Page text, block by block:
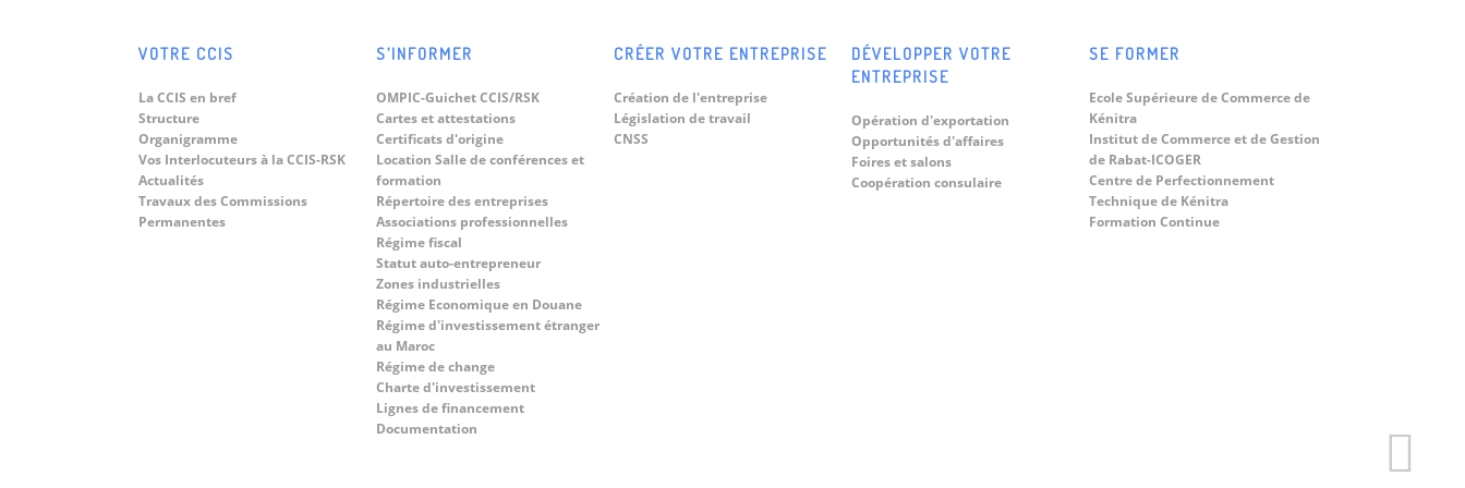
relations...
Digital Twins 2026 » sous le
thème : « Driving Sustainable
Territorial Development Across
Morocco And In Africa Through
Digital Transformation ».
Du 8 au 10...
VOTRE CCIS
La CCIS en bref
Structure
Organigramme
Vos Interlocuteurs à la CCIS-RSK
Actualités
Travaux des Commissions
Permanentes
S’INFORMER
OMPIC-Guichet CCIS/RSK
Cartes et attestations
Certificats d'origine
Location Salle de conférences et
formation
Répertoire des entreprises
Associations professionnelles
Régime fiscal
Statut auto-entrepreneur
Zones industrielles
Régime Economique en Douane
Régime d'investissement étranger
au Maroc
Régime de change
Charte d'investissement
Lignes de financement
Documentation
CRÉER VOTRE ENTREPRISE
Création de l'entreprise
Législation de travail
CNSS
DÉVELOPPER VOTRE
ENTREPRISE
Opération d'exportation
Opportunités d'affaires
Foires et salons
Coopération consulaire
SE FORMER
Ecole Supérieure de Commerce de
Kénitra
Institut de Commerce et de Gestion
de Rabat-ICOGER
Centre de Perfectionnement
Technique de Kénitra
Formation Continue